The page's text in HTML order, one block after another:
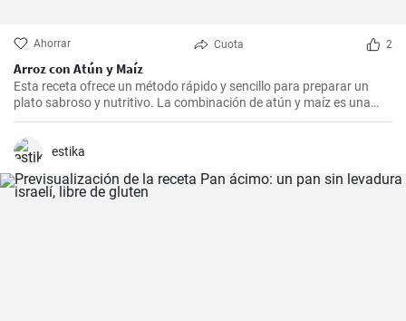
Ahorrar Cuota 2
Arroz con Atún y Maíz
Esta receta ofrece un método rápido y sencillo para preparar un
plato sabroso y nutritivo. La combinación de atún y maíz es una
excelente manera de agregar algo de proteína y color a nuestra
dieta diaria.
estika